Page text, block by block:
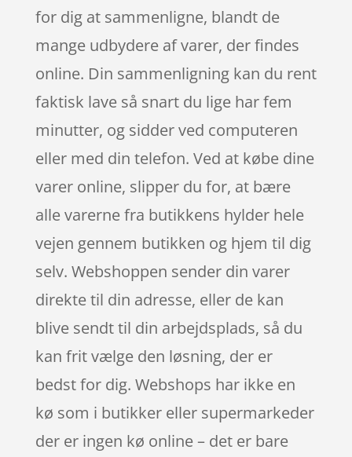
for dig at sammenligne, blandt de
mange udbydere af varer, der findes
online. Din sammenligning kan du rent
faktisk lave så snart du lige har fem
minutter, og sidder ved computeren
eller med din telefon. Ved at købe dine
varer online, slipper du for, at bære
alle varerne fra butikkens hylder hele
vejen gennem butikken og hjem til dig
selv. Webshoppen sender din varer
direkte til din adresse, eller de kan
blive sendt til din arbejdsplads, så du
kan frit vælge den løsning, der er
bedst for dig. Webshops har ikke en
kø som i butikker eller supermarkeder
der er ingen kø online – det er bare